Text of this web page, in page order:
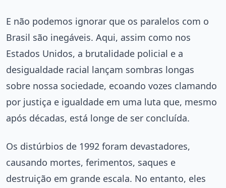
E não podemos ignorar que os paralelos com o
Brasil são inegáveis. Aqui, assim como nos
Estados Unidos, a brutalidade policial e a
desigualdade racial lançam sombras longas
sobre nossa sociedade, ecoando vozes clamando
por justiça e igualdade em uma luta que, mesmo
após décadas, está longe de ser concluída.
Os distúrbios de 1992 foram devastadores,
causando mortes, ferimentos, saques e
destruição em grande escala. No entanto, eles